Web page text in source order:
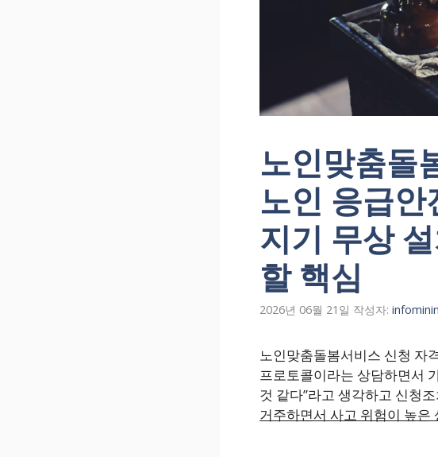
노인맞춤돌
노인 응급
지기 무상
할 핵심
2026년 06월 21일 작성자:
노인맞춤돌봄서비스 신청 자
프로토콜이라는 상담하면서
것 같다”라고 생각하고 신청
거주하면서 사고 위험이 높은